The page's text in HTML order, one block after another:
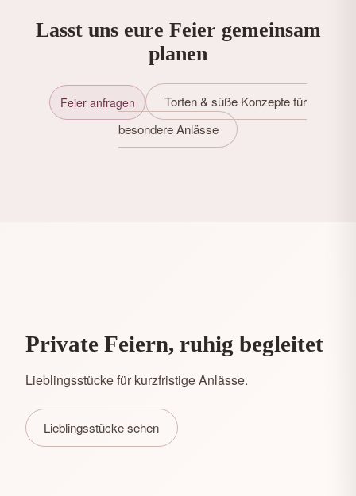
Lasst uns eure Feier gemeinsam
planen
Feier anfragen
Torten & süße Konzepte für
besondere Anlässe
Private Feiern, ruhig begleitet
Lieblingsstücke für kurzfristige Anlässe.
Lieblingsstücke sehen